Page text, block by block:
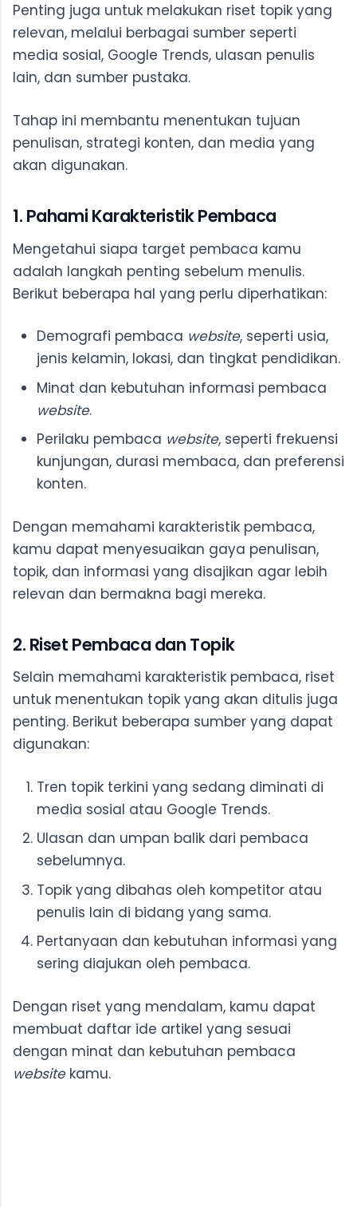
Penting juga untuk melakukan riset topik yang
relevan, melalui berbagai sumber seperti
media sosial, Google Trends, ulasan penulis
lain, dan sumber pustaka.
Tahap ini membantu menentukan tujuan
penulisan, strategi konten, dan media yang
akan digunakan.
1. Pahami Karakteristik Pembaca
Mengetahui siapa target pembaca kamu
adalah langkah penting sebelum menulis.
Berikut beberapa hal yang perlu diperhatikan:
Demografi pembaca website, seperti usia,
jenis kelamin, lokasi, dan tingkat pendidikan.
Minat dan kebutuhan informasi pembaca
website.
Perilaku pembaca website, seperti frekuensi
kunjungan, durasi membaca, dan preferensi
konten.
Dengan memahami karakteristik pembaca,
kamu dapat menyesuaikan gaya penulisan,
topik, dan informasi yang disajikan agar lebih
relevan dan bermakna bagi mereka.
2. Riset Pembaca dan Topik
Selain memahami karakteristik pembaca, riset
untuk menentukan topik yang akan ditulis juga
penting. Berikut beberapa sumber yang dapat
digunakan:
Tren topik terkini yang sedang diminati di
media sosial atau Google Trends.
Ulasan dan umpan balik dari pembaca
sebelumnya.
Topik yang dibahas oleh kompetitor atau
penulis lain di bidang yang sama.
Pertanyaan dan kebutuhan informasi yang
sering diajukan oleh pembaca.
Dengan riset yang mendalam, kamu dapat
membuat daftar ide artikel yang sesuai
dengan minat dan kebutuhan pembaca
websitekamu.